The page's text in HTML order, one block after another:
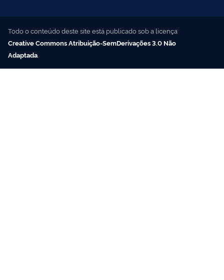
Todo o conteúdo deste site está publicado sob a licença
Creative Commons Atribuição-SemDerivações 3.0 Não
Adaptada